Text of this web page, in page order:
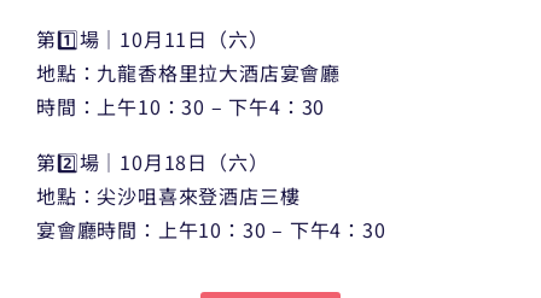
第1️⃣場｜10月11日（六）
地點：九龍香格里拉大酒店宴會廳
時間：上午10：30 – 下午4：30
第2️⃣場｜10月18日（六）
地點：尖沙咀喜來登酒店三樓
宴會廳時間：上午10：30 – 下午4：30